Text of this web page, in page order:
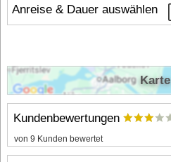
Anreise & Dauer auswählen
Kundenbewertungen
von 9 Kunden bewertet
Karte